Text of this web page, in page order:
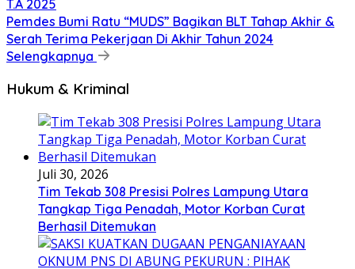
T.A 2025
Pemdes Bumi Ratu “MUDS” Bagikan BLT Tahap Akhir &
Serah Terima Pekerjaan Di Akhir Tahun 2024
Selengkapnya
Hukum & Kriminal
Juli 30, 2026
Tim Tekab 308 Presisi Polres Lampung Utara
Tangkap Tiga Penadah, Motor Korban Curat
Berhasil Ditemukan